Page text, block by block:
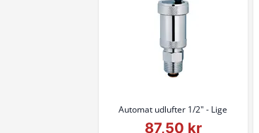
Automat udlufter 1/2" - Lige
87,50 kr